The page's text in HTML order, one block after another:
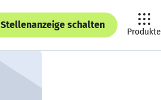
Stellenanzeige schalten
Produkte